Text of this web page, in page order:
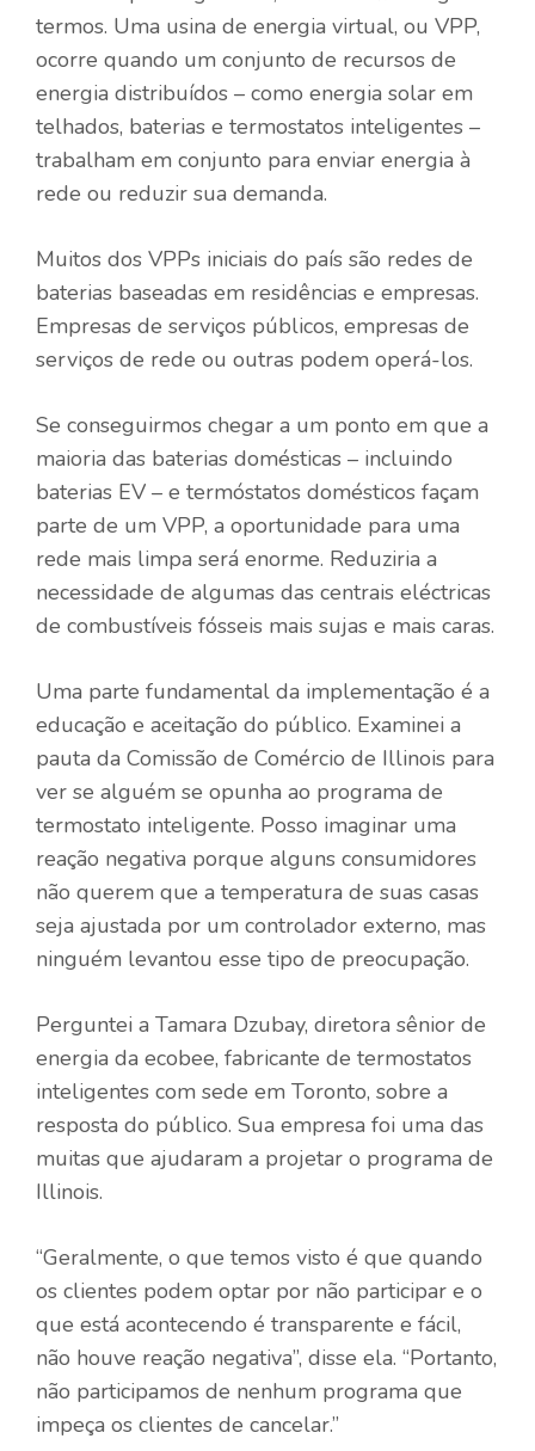
termos. Uma usina de energia virtual, ou VPP,
ocorre quando um conjunto de recursos de
energia distribuídos – como energia solar em
telhados, baterias e termostatos inteligentes –
trabalham em conjunto para enviar energia à
rede ou reduzir sua demanda.
Muitos dos VPPs iniciais do país são redes de
baterias baseadas em residências e empresas.
Empresas de serviços públicos, empresas de
serviços de rede ou outras podem operá-los.
Se conseguirmos chegar a um ponto em que a
maioria das baterias domésticas – incluindo
baterias EV – e termóstatos domésticos façam
parte de um VPP, a oportunidade para uma
rede mais limpa será enorme. Reduziria a
necessidade de algumas das centrais eléctricas
de combustíveis fósseis mais sujas e mais caras.
Uma parte fundamental da implementação é a
educação e aceitação do público. Examinei a
pauta da Comissão de Comércio de Illinois para
ver se alguém se opunha ao programa de
termostato inteligente. Posso imaginar uma
reação negativa porque alguns consumidores
não querem que a temperatura de suas casas
seja ajustada por um controlador externo, mas
ninguém levantou esse tipo de preocupação.
Perguntei a Tamara Dzubay, diretora sênior de
energia da ecobee, fabricante de termostatos
inteligentes com sede em Toronto, sobre a
resposta do público. Sua empresa foi uma das
muitas que ajudaram a projetar o programa de
Illinois.
“Geralmente, o que temos visto é que quando
os clientes podem optar por não participar e o
que está acontecendo é transparente e fácil,
não houve reação negativa”, disse ela. “Portanto,
não participamos de nenhum programa que
impeça os clientes de cancelar.”